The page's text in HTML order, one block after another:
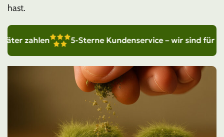
hast.
zahlen 5-Sterne Kundenservice – wir sind für dich da